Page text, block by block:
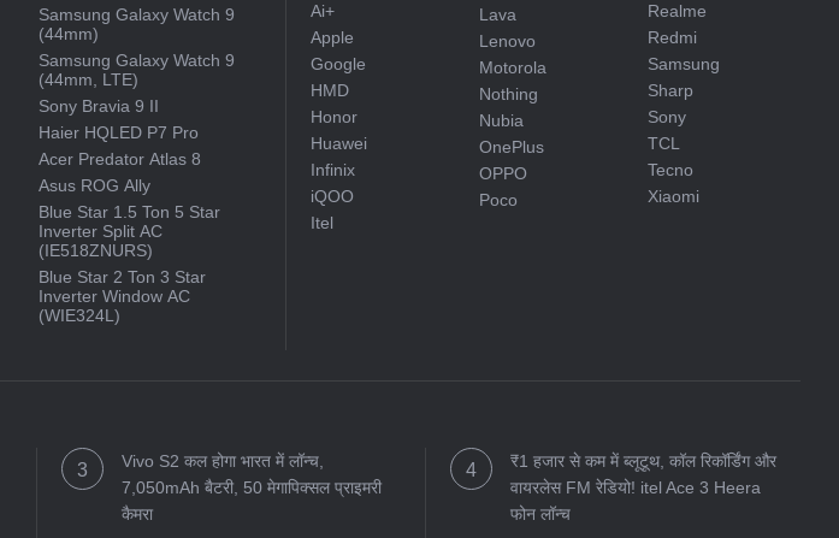
Samsung Galaxy Watch 9
(44mm)
Samsung Galaxy Watch 9
(44mm, LTE)
Sony Bravia 9 II
Haier HQLED P7 Pro
Acer Predator Atlas 8
Asus ROG Ally
Blue Star 1.5 Ton 5 Star
Inverter Split AC
(IE518ZNURS)
Blue Star 2 Ton 3 Star
Inverter Window AC
(WIE324L)
Ai+
Apple
Google
HMD
Honor
Huawei
Infinix
iQOO
Itel
Lava
Lenovo
Motorola
Nothing
Nubia
OnePlus
OPPO
Poco
Realme
Redmi
Samsung
Sharp
Sony
TCL
Tecno
Xiaomi
Vivo S2 कल होगा भारत में लॉन्च,
7,050mAh बैटरी, 50 मेगापिक्सल प्राइमरी
कैमरा
₹1 हजार से कम में ब्लूटूथ, कॉल रिकॉर्डिंग और
वायरलेस FM रेडियो! itel Ace 3 Heera
फोन लॉन्च